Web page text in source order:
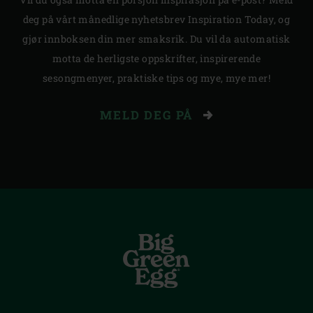
deg på vårt månedlige nyhetsbrev Inspiration Today, og
gjør innboksen din mer smaksrik. Du vil da automatisk
motta de herligste oppskrifter, inspirerende
sesongmenyer, praktiske tips og mye, mye mer!
MELD DEG PÅ